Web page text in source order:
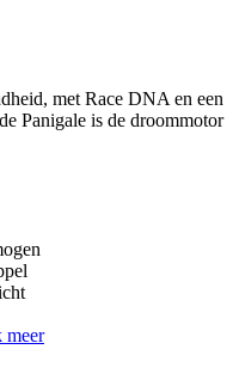
met Race DNA en een
Panigale is de droommotor
meer